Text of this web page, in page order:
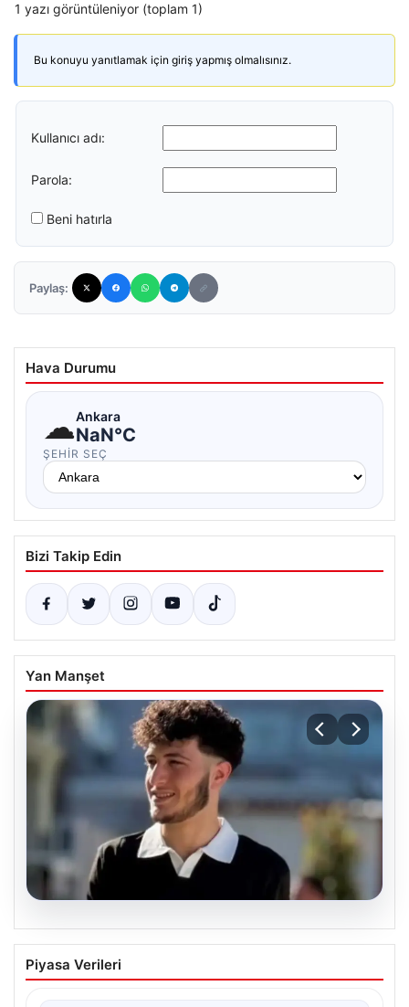
1 yazı görüntüleniyor (toplam 1)
Bu konuyu yanıtlamak için giriş yapmış olmalısınız.
Kullanıcı adı:
Parola:
Beni hatırla
Paylaş:
Hava Durumu
☁Ankara
NaN°C
ŞEHIR SEÇ
Bizi Takip Edin
Yan Manşet
06.08.2026
Fatih’te 19 yaşındaki Ali’nin bıçakla
öldürüldüğü kavgaya ilişkin gözaltı
Piyasa Verileri